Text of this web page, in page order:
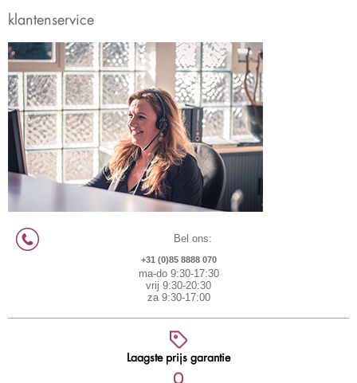
klantenservice
Bel ons:
+31 (0)85 8888 070
ma-do 9:30-17:30
vrij 9:30-20:30
za 9:30-17:00
Laagste prijs garantie